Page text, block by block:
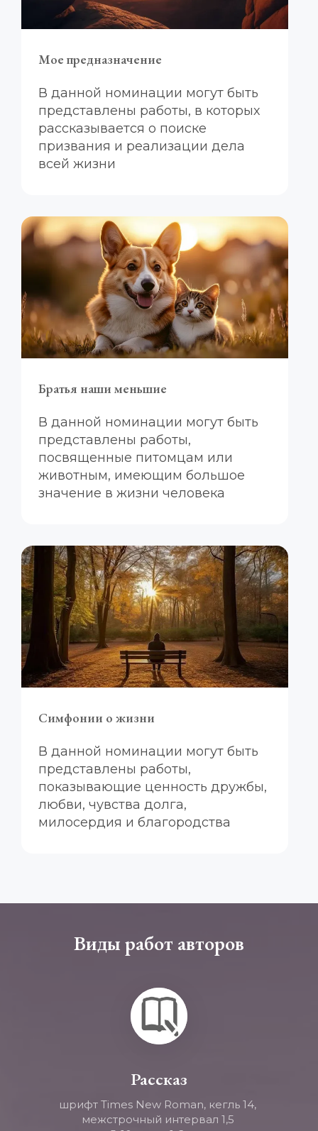
Мое предназначение
В данной номинации могут быть
представлены работы, в которых
рассказывается о поиске
призвания и реализации дела
всей жизни
Братья наши меньшие
В данной номинации могут быть
представлены работы,
посвященные питомцам или
животным, имеющим большое
значение в жизни человека
Симфонии о жизни
В данной номинации могут быть
представлены работы,
показывающие ценность дружбы,
любви, чувства долга,
милосердия и благородства
Виды работ авторов
Рассказ
шрифт Times New Roman, кегль 14,
межстрочный интервал 1,5